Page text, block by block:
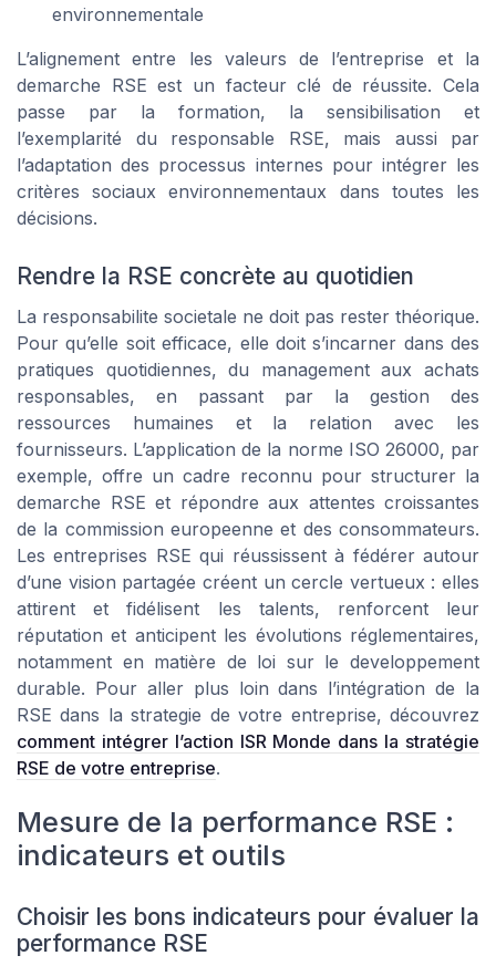
environnementale
L’alignement entre les valeurs de l’entreprise et la
demarche RSE est un facteur clé de réussite. Cela
passe par la formation, la sensibilisation et
l’exemplarité du responsable RSE, mais aussi par
l’adaptation des processus internes pour intégrer les
critères sociaux environnementaux dans toutes les
décisions.
Rendre la RSE concrète au quotidien
La responsabilite societale ne doit pas rester théorique.
Pour qu’elle soit efficace, elle doit s’incarner dans des
pratiques quotidiennes, du management aux achats
responsables, en passant par la gestion des
ressources humaines et la relation avec les
fournisseurs. L’application de la norme ISO 26000, par
exemple, offre un cadre reconnu pour structurer la
demarche RSE et répondre aux attentes croissantes
de la commission europeenne et des consommateurs.
Les entreprises RSE qui réussissent à fédérer autour
d’une vision partagée créent un cercle vertueux : elles
attirent et fidélisent les talents, renforcent leur
réputation et anticipent les évolutions réglementaires,
notamment en matière de loi sur le developpement
durable. Pour aller plus loin dans l’intégration de la
RSE dans la strategie de votre entreprise, découvrez
comment intégrer l’action ISR Monde dans la stratégie
RSE de votre entreprise.
Mesure de la performance RSE :
indicateurs et outils
Choisir les bons indicateurs pour évaluer la
performance RSE